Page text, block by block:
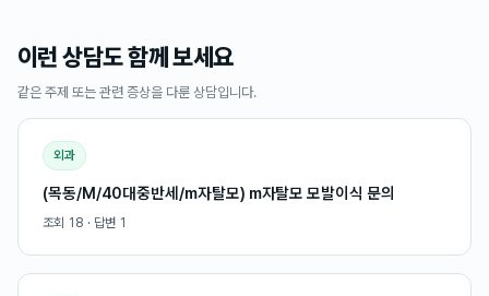
이런 상담도 함께 보세요
같은 주제 또는 관련 증상을 다룬 상담입니다.
외과
(목동/M/40대중반세/m자탈모) m자탈모 모발이식 문의
조회 18 · 답변 1